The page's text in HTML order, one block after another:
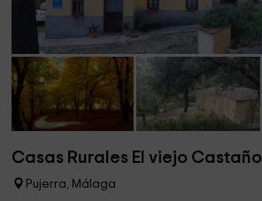
Casas Rurales El viejo Castaño
Pujerra, Málaga